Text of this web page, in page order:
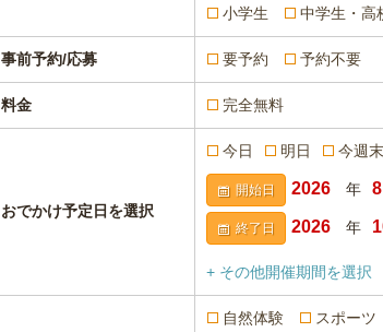
小学生
中学生・高
事前予約/応募 要予約 予約不要
料金 完全無料
おでかけ予定日を選択
今日 明日 今週末
開始日 年
終了日 年
+ その他開催期間を選択
自然体験 スポーツ